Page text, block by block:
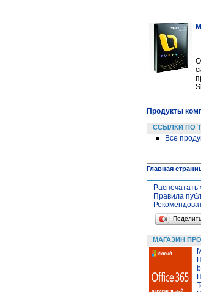
Продукты
ССЫЛКИ ПО
Все
Главная
Распечатать
Правила
МАГАЗИН